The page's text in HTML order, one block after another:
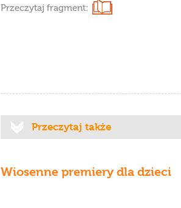
Przeczytaj fragment:
Przeczytaj także
Wiosenne premiery dla dzieci